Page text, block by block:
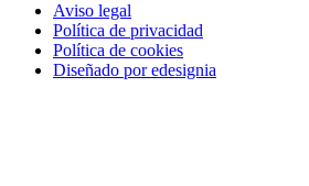
Aviso legal
Política de privacidad
Política de cookies
Diseñado por edesignia